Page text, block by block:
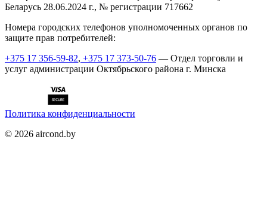
Беларусь 28.06.2024 г., № регистрации 717662
Номера городских телефонов уполномоченных органов по
защите прав потребителей:
+375 17 356-59-82, +375 17 373-50-76 — Отдел торговли и
услуг администрации Октябрьского района г. Минска
Политика конфиденциальности
© 2026 aircond.by